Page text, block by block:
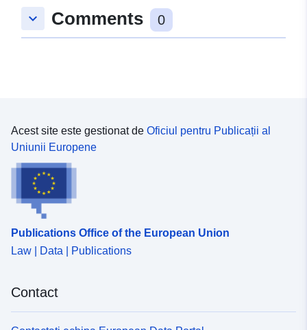
keyboard_arrow_down Comments 0
Acest site este gestionat de Oficiul pentru Publicații al
Uniunii Europene
Publications Office of the European Union
Law | Data | Publications
Contact